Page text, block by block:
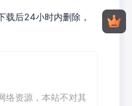
载后24小时内删除，
络资源，本站不对其